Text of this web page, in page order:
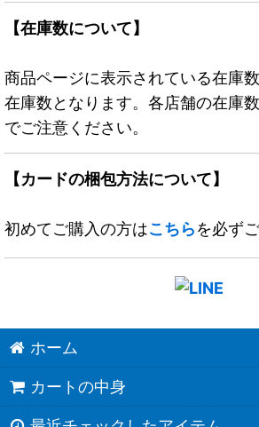
【在庫数について】
商品ページに表示されている在庫
在庫数となります。各店舗の在庫
でご注意ください。
【カードの梱包方法について】
初めてご購入の方はこちらを必ず
ホーム
カートの中身